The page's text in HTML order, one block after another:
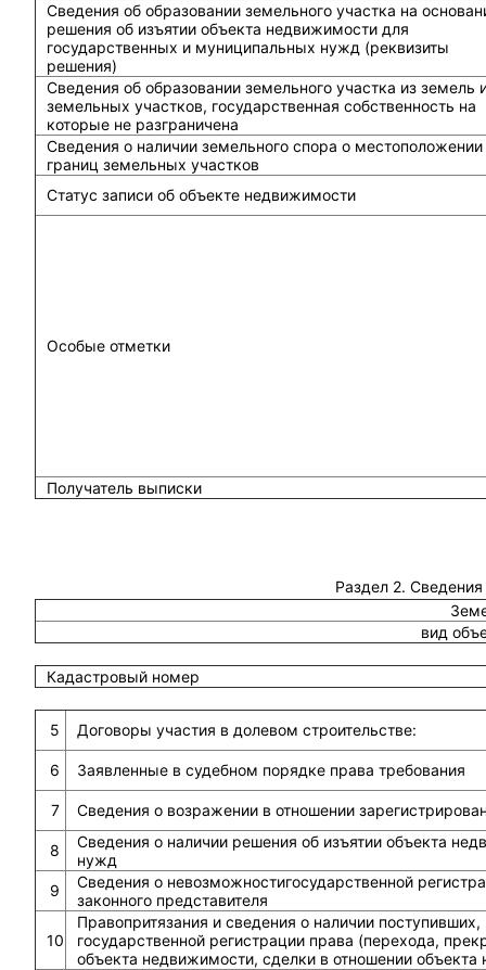
Сведения об образовании земельного участка на
решения об изъятии объекта недвижимости для
государственных и муниципальных нужд (реквизиты
решения)
Сведения об образовании земельного участка из земель
земельных участков, государственная собственность на
которые не разграничена
Сведения о наличии земельного спора о местоположении
границ земельных участков
Статус записи об объекте недвижимости
Особые отметки
Получатель выписки
Раздел 2.
вид
Кадастровый номер
5 Договоры участия в долевом строительстве:
6 Заявленные в судебном порядке права требования
7 Сведения о возражении в отношении
8
Сведения о наличии решения об изъятии объекта
нужд
9
Сведения о невозможностигосударственной
законного представителя
10
Правопритязания и сведения о наличии
государственной регистрации права (перехода,
объекта недвижимости, сделки в отношении